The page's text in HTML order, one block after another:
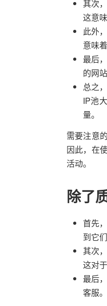
其次
这意
此外
意味
最后
的网
总之
IP池
量。
需要注意
因此，在
活动。
除了
首先
到它
其次
这对
最后
客服